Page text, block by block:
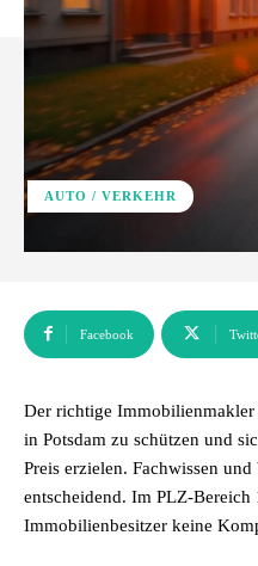
AUTO / VERKEHR
Facebook
Der richtige
in Potsdam zu schützen und
Preis erzielen. Fachwissen
entscheidend. Im PLZ-
Immobilienbesitzer keine